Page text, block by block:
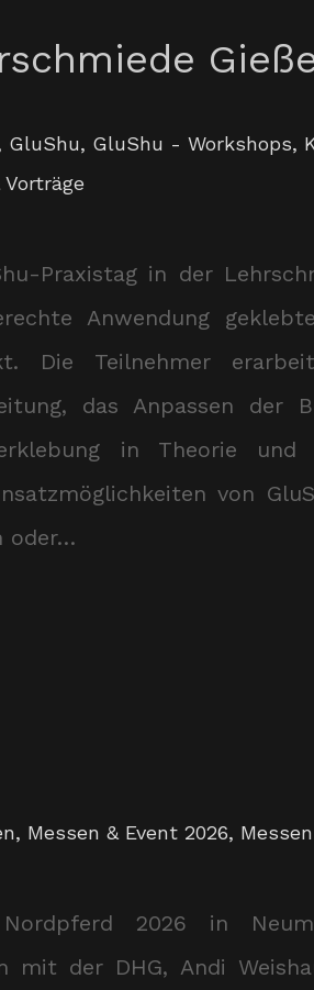
GluShu, GluShu - Workshops,
Praxistag in der
Anwendung
Die Teilnehmer
das Anpassen der
in Theorie und
von
oder…
, Messen & Event 2026,
2026 in
mit der DHG, Andi